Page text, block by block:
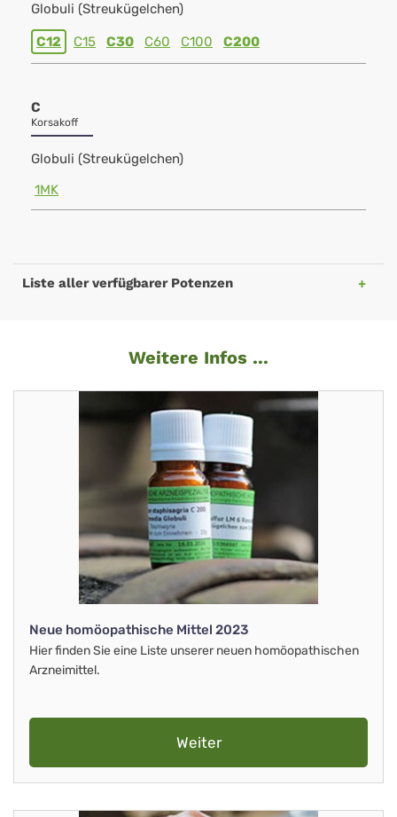
Globuli (Streukügelchen)
C12 C15 C30 C60 C100 C200
C
Korsakoff
Globuli (Streukügelchen)
1MK
Liste aller verfügbarer Potenzen
Weitere Infos ...
Neue homöopathische Mittel 2023
Hier finden Sie eine Liste unserer neuen homöopathischen
Arzneimittel.
Weiter